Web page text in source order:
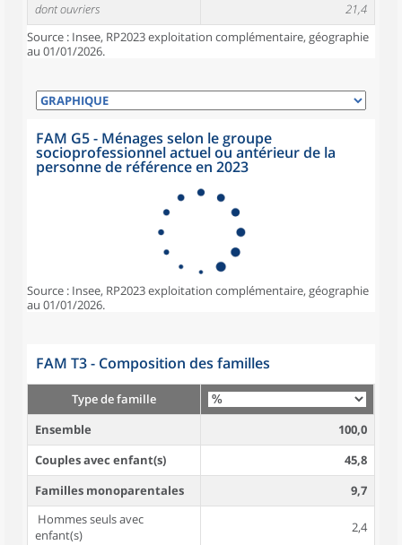
dont ouvriers
21,4
Source : Insee, RP2023 exploitation complémentaire, géographie
au 01/01/2026.
FAM G5 - Ménages selon le groupe
socioprofessionnel actuel ou antérieur de la
personne de référence en 2023
Source : Insee, RP2023 exploitation complémentaire, géographie
au 01/01/2026.
FAM T3 - Composition des familles
Type de famille
Ensemble
100,0
Couples avec enfant(s)
45,8
Familles monoparentales
9,7
Hommes seuls avec
enfant(s)
2,4